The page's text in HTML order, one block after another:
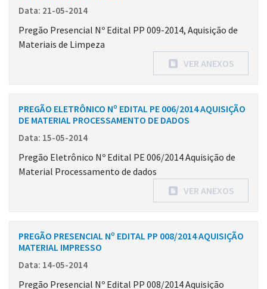
Data: 21-05-2014
Pregão Presencial Nº Edital PP 009-2014, Aquisição de
Materiais de Limpeza
VER ANEXOS
PREGÃO ELETRÔNICO Nº EDITAL PE 006/2014 AQUISIÇÃO
DE MATERIAL PROCESSAMENTO DE DADOS
Data: 15-05-2014
Pregão Eletrônico Nº Edital PE 006/2014 Aquisição de
Material Processamento de dados
VER ANEXOS
PREGÃO PRESENCIAL Nº EDITAL PP 008/2014 AQUISIÇÃO
MATERIAL IMPRESSO
Data: 14-05-2014
Pregão Presencial Nº Edital PP 008/2014 Aquisição